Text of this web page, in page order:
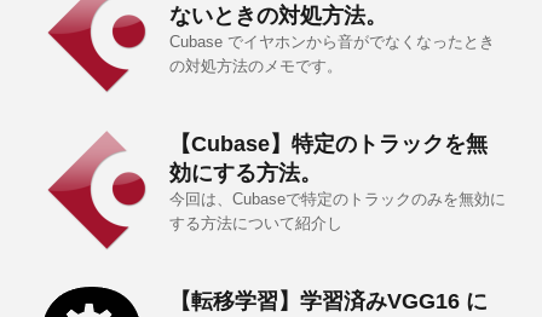
ないときの対処方法。
Cubase でイヤホンから音がでなくなったとき
の対処方法のメモです。
【Cubase】特定のトラックを無
効にする方法。
今回は、Cubaseで特定のトラックのみを無効に
する方法について紹介し
【転移学習】学習済みVGG16 に